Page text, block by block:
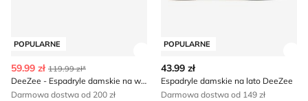
POPULARNE
59.99 zł 119.99 zł*
DeeZee - Espadryle damskie na wiosnę
Darmowa dostwa od 200 zł
POPULARNE
43.99 zł
Espadryle damskie na lato DeeZee
Darmowa dostwa od 149 zł